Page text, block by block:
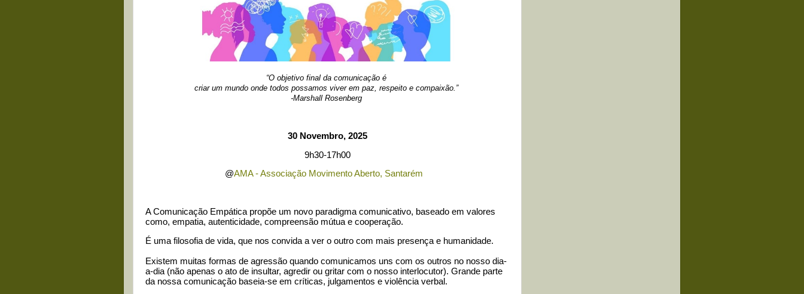
“O objetivo final da comunicação é
criar um mundo onde todos possamos viver em paz, respeito e compaixão.”
-Marshall Rosenberg
30 Novembro, 2025
9h30-17h00
@AMA - Associação Movimento Aberto, Santarém
A Comunicação Empática propõe um novo paradigma comunicativo, baseado em valores
como, empatia, autenticidade, compreensão mútua e cooperação.
É uma filosofia de vida, que nos convida a ver o outro com mais presença e humanidade.
Existem muitas formas de agressão quando comunicamos uns com os outros no nosso dia-
a-dia (não apenas o ato de insultar, agredir ou gritar com o nosso interlocutor). Grande parte
da nossa comunicação baseia-se em críticas, julgamentos e violência verbal.